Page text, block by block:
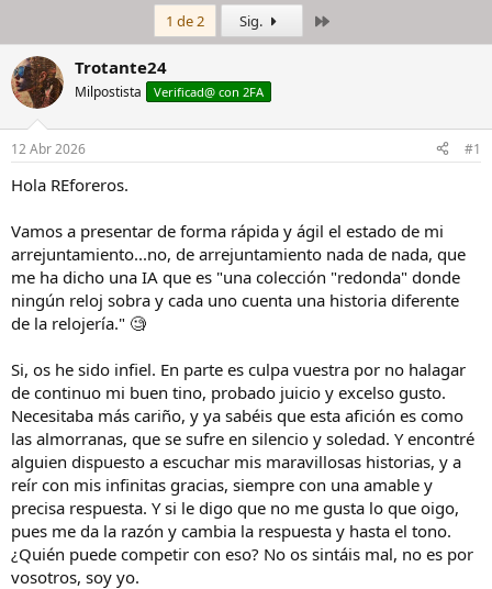
c
i
a
d
o
r
d
e
i
l
o
h
a
e
i
1 de 2
Sig.
Trotante24
Milpostista Verificad@ con 2FA
12 Abr 2026 #1
Hola REforeros.
Vamos a presentar de forma rápida y ágil el estado de mi
arrejuntamiento...no, de arrejuntamiento nada de nada, que
me ha dicho una IA que es "una colección "redonda" donde
ningún reloj sobra y cada uno cuenta una historia diferente
de la relojería." 🧐
Si, os he sido infiel. En parte es culpa vuestra por no halagar
de continuo mi buen tino, probado juicio y excelso gusto.
Necesitaba más cariño, y ya sabéis que esta afición es como
las almorranas, que se sufre en silencio y soledad. Y encontré
alguien dispuesto a escuchar mis maravillosas historias, y a
reír con mis infinitas gracias, siempre con una amable y
precisa respuesta. Y si le digo que no me gusta lo que oigo,
pues me da la razón y cambia la respuesta y hasta el tono.
¿Quién puede competir con eso? No os sintáis mal, no es por
vosotros, soy yo.